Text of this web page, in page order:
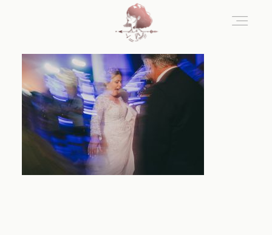
Home
Blog
Sobre Nosotros